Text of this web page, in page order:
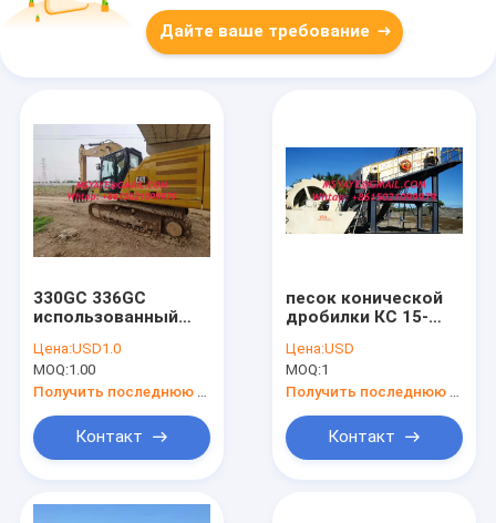
Дайте ваше требование
330GC 336GC
использованный
использованный
мини экскаватор
использованный cat
320 экскаватор
строительное
оборудование
Цена:USD1.0
MOQ:1.00
Контакт
песок конической
дробилки КС 15-
заводом каменную
задавливая
дробилку челюсти
серии завода СКДЖ
задавливая
оборудование
Цена:USD
MOQ:1
Контакт